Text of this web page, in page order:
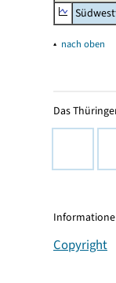
▴ nach oben
Das
Copyright